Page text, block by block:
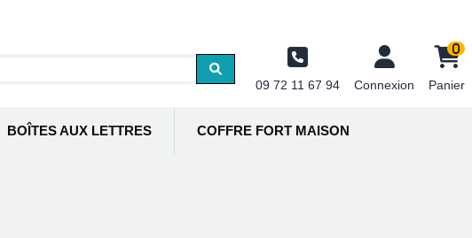
09 72 11 67 94 Connexion
0
Panier
BOÎTES AUX LETTRES COFFRE FORT MAISON